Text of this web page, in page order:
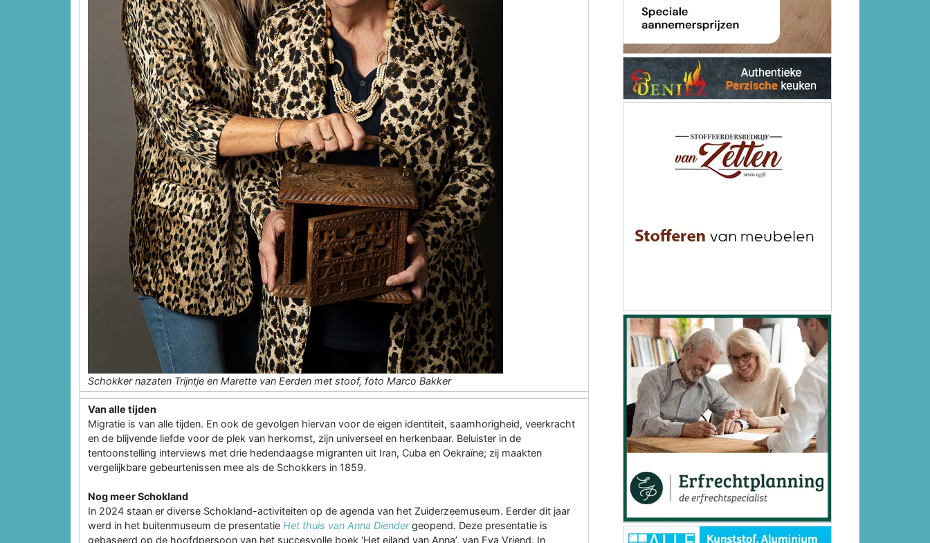
Schokker nazaten Trijntje en Marette van Eerden met stoof, foto Marco Bakker
Van alle tijden
Migratie is van alle tijden. En ook de gevolgen hiervan voor de eigen identiteit, saamhorigheid, veerkracht
en de blijvende liefde voor de plek van herkomst, zijn universeel en herkenbaar. Beluister in de
tentoonstelling interviews met drie hedendaagse migranten uit Iran, Cuba en Oekraïne; zij maakten
vergelijkbare gebeurtenissen mee als de Schokkers in 1859.
Nog meer Schokland
In 2024 staan er diverse Schokland-activiteiten op de agenda van het Zuiderzeemuseum. Eerder dit jaar
werd in het buitenmuseum de presentatie Het thuis van Anna Diendergeopend. Deze presentatie is
gebaseerd op de hoofdpersoon van het succesvolle boek ‘Het eiland van Anna’, van Eva Vriend. In